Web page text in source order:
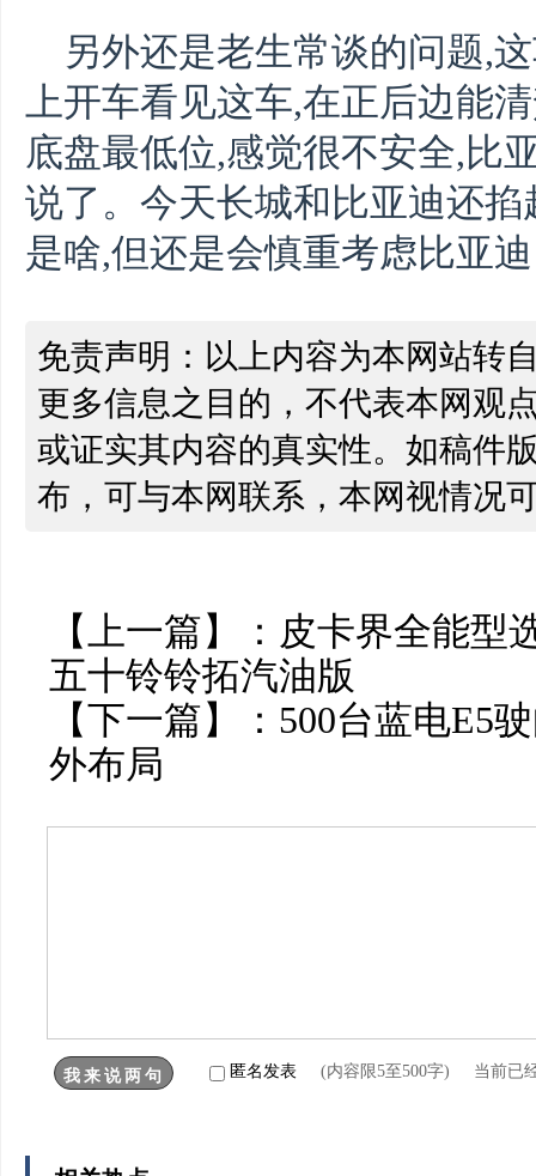
另外还是老生常谈的问题,
上开车看见这车,在正后边能
底盘最低位,感觉很不安全,比
说了。今天长城和比亚迪还
是啥,但还是会慎重考虑比亚
免责声明：以上内容为本网站转
更多信息之目的，不代表本网观
或证实其内容的真实性。如稿件
布，可与本网联系，本网视情况
【上一篇】： 皮卡界全能型
五十铃铃拓汽油版
【下一篇】： 500台蓝电E5
外布局
匿名发表 (内容限5至500字) 当前已